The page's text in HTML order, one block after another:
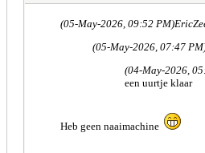
(05-May-2026, 09:52 PM)
(05-May-2026, 07:47
(04-May-2026,
een uurtje klaar
Heb geen naaimachine